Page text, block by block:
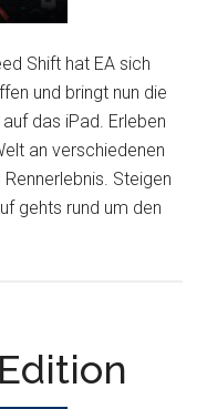
Shift hat EA sich
und bringt nun die
das iPad. Erleben
an verschiedenen
Steigen
gehts rund um den